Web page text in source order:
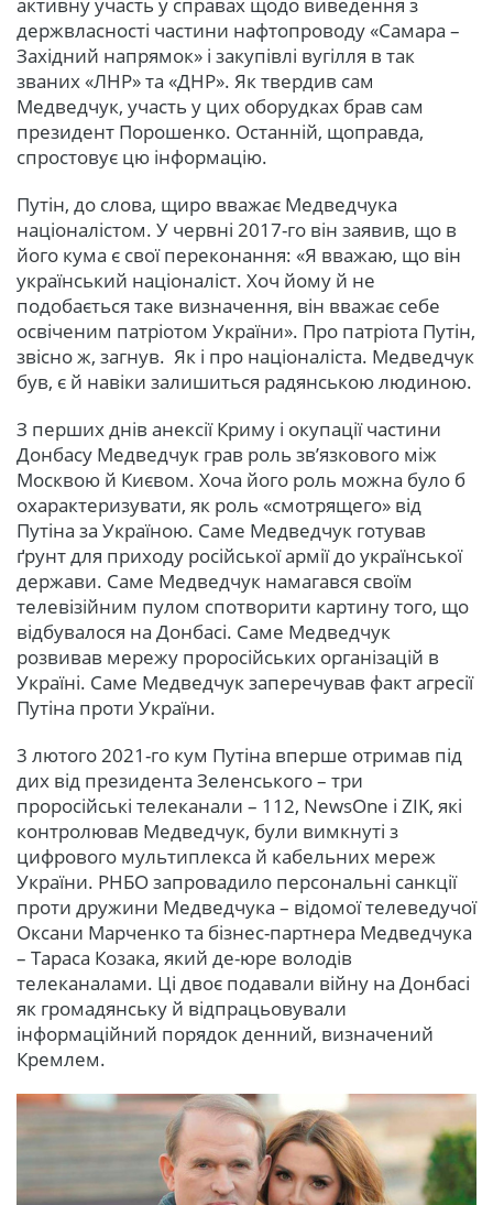
активну участь у справах щодо виведення з
держвласності частини нафтопроводу «Самара –
Західний напрямок» і закупівлі вугілля в так
званих «ЛНР» та «ДНР». Як твердив сам
Медведчук, участь у цих оборудках брав сам
президент Порошенко. Останній, щоправда,
спростовує цю інформацію.
Путін, до слова, щиро вважає Медведчука
націоналістом. У червні 2017-го він заявив, що в
його кума є свої переконання: «Я вважаю, що він
український націоналіст. Хоч йому й не
подобається таке визначення, він вважає себе
освіченим патріотом України». Про патріота Путін,
звісно ж, загнув. Як і про націоналіста. Медведчук
був, є й навіки залишиться радянською людиною.
З перших днів анексії Криму і окупації частини
Донбасу Медведчук грав роль зв’язкового між
Москвою й Києвом. Хоча його роль можна було б
охарактеризувати, як роль «смотрящего» від
Путіна за Україною. Саме Медведчук готував
ґрунт для приходу російської армії до української
держави. Саме Медведчук намагався своїм
телевізійним пулом спотворити картину того, що
відбувалося на Донбасі. Саме Медведчук
розвивав мережу проросійських організацій в
Україні. Саме Медведчук заперечував факт агресії
Путіна проти України.
3 лютого 2021-го кум Путіна вперше отримав під
дих від президента Зеленського – три
проросійські телеканали – 112, NewsOne і ZIK, які
контролював Медведчук, були вимкнуті з
цифрового мультиплекса й кабельних мереж
України. РНБО запровадило персональні санкції
проти дружини Медведчука – відомої телеведучої
Оксани Марченко та бізнес-партнера Медведчука
– Тараса Козака, який де-юре володів
телеканалами. Ці двоє подавали війну на Донбасі
як громадянську й відпрацьовували
інформаційний порядок денний, визначений
Кремлем.